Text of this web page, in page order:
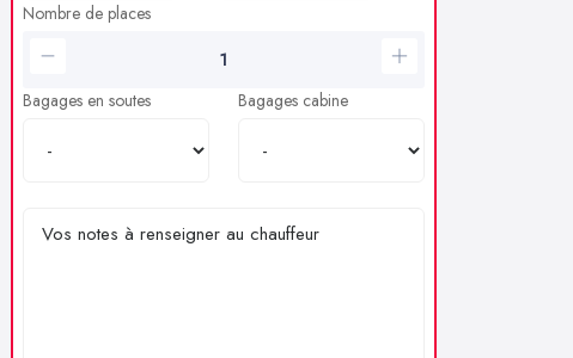
Nombre de places
Bagages en soutes Bagages cabine